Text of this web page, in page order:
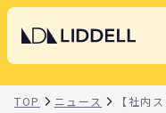
TOP ニュース 【社内